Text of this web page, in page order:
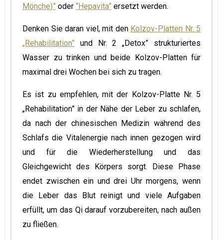
Mönche)” oder “Hepavita” ersetzt werden.
Denken Sie daran viel, mit den Kolzov-Platten Nr. 5
„Rehabilitation” und Nr. 2 „Detox” strukturiertes
Wasser zu trinken und beide Kolzov-Platten für
maximal drei Wochen bei sich zu tragen.
Es ist zu empfehlen, mit der Kolzov-Platte Nr. 5
„Rehabilitation” in der Nähe der Leber zu schlafen,
da nach der chinesischen Medizin während des
Schlafs die Vitalenergie nach innen gezogen wird
und für die Wiederherstellung und das
Gleichgewicht des Körpers sorgt. Diese Phase
endet zwischen ein und drei Uhr morgens, wenn
die Leber das Blut reinigt und viele Aufgaben
erfüllt, um das Qi darauf vorzubereiten, nach außen
zu fließen.